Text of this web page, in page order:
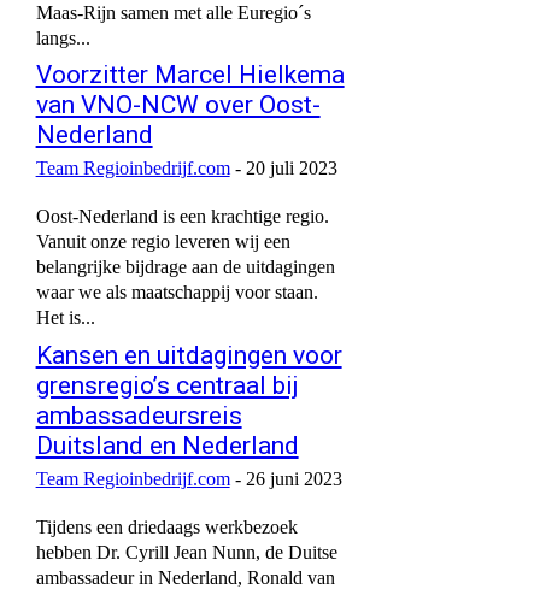
Maas-Rijn samen met alle Euregio´s
langs...
Voorzitter Marcel Hielkema
van VNO-NCW over Oost-
Nederland
Team Regioinbedrijf.com - 20 juli 2023
Oost-Nederland is een krachtige regio.
Vanuit onze regio leveren wij een
belangrijke bijdrage aan de uitdagingen
waar we als maatschappij voor staan.
Het is...
Kansen en uitdagingen voor
grensregio’s centraal bij
ambassadeursreis
Duitsland en Nederland
Team Regioinbedrijf.com - 26 juni 2023
Tijdens een driedaags werkbezoek
hebben Dr. Cyrill Jean Nunn, de Duitse
ambassadeur in Nederland, Ronald van